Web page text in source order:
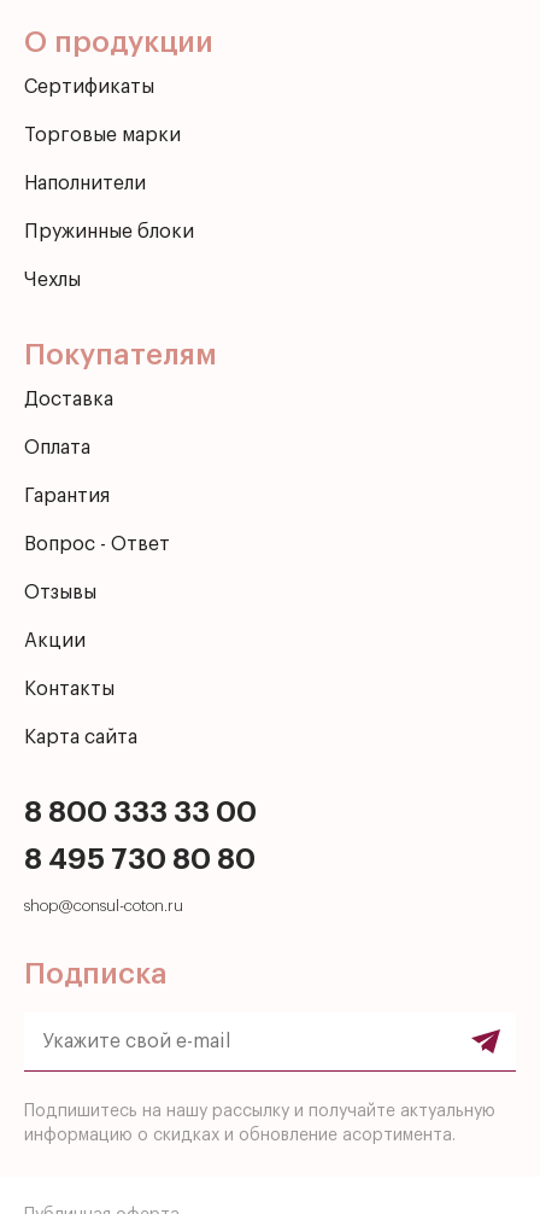
О продукции
Сертификаты
Торговые марки
Наполнители
Пружинные блоки
Чехлы
Покупателям
Доставка
Оплата
Гарантия
Вопрос - Ответ
Отзывы
Акции
Контакты
Карта сайта
8 800 333 33 00
8 495 730 80 80
shop@consul-coton.ru
Подписка
Подпишитесь на нашу рассылку и получайте актуальную
информацию о скидках и обновление асортимента.